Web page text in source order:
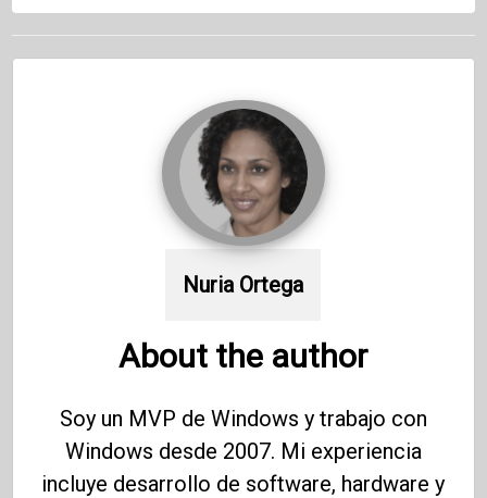
Nuria Ortega
About the author
Soy un MVP de Windows y trabajo con
Windows desde 2007. Mi experiencia
incluye desarrollo de software, hardware y